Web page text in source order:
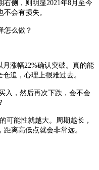
右侧，则明显 2021年8月至今
会有损失。
怎么做？
月涨幅22%确认突破。真的能
追，心理上很难过去。
入，然后再次下跌，会不会
可能性就越大。周期越长，
离高低点就会非常远。